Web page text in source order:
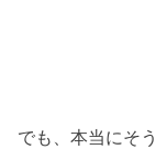
でも、本当にそ